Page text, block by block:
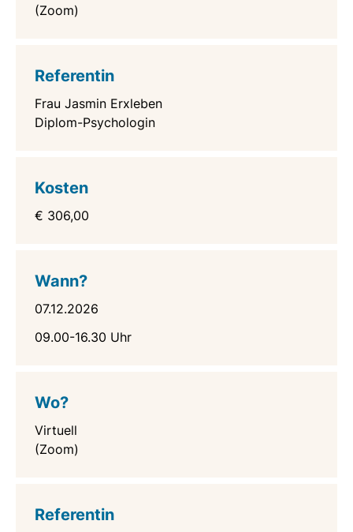
(Zoom)
Referentin
Frau Jasmin Erxleben
Diplom-Psychologin
Kosten
€ 306,00
Wann?
07.12.2026
09.00-16.30 Uhr
Wo?
Virtuell
(Zoom)
Referentin